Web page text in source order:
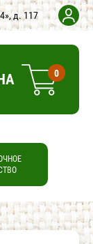
д. 117
0